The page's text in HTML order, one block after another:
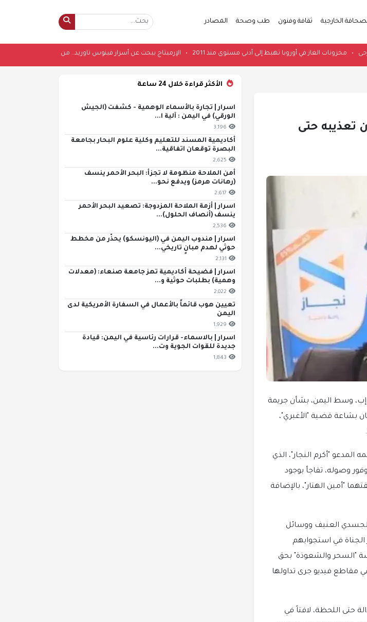
الخارجية ثقافة وفنون طب وصحة المصادر
والجرحى •مخزونات الغاز في أوروبا تهبط إلى أدنى مستوى منذ 2011 • الإرميتاج يبحث عن أسرار فينوس تاوريد.. من مصدر الرخام
تعذيبه حتى
وسط اليمن، بشأن جريمة
بشاعة قضية "الأغبري"،
"أكرم النجار"، الذي
وصوله، تفاجأ بوجود
"أمين الهتار"، بالإضافة
الجسدي العنيف ووسائل
الجناة في استجوابهم
"السحر والشعوذة" بحق
مقاطع فيديو جرى تداولها
حتى اللحظة، لافتاً في
الأكثر قراءة خلال 24 ساعة
اسرار | تجارة بالأسماء الوهمية - كشفت (الجيش
الورقي) في اليمن : آلية ا...
3,196
أكاديمية المسند للتعليم وكلية علوم البحار بجامعة
البصرة توقعان اتفاقية...
2,625
أمن الملاحة منظومة لا تجزأ: البحر الأحمر ينسف
(رهانات هرمز) ويدفع نحو...
2,617
اسرار | أزمة الملاحة المزدوجة: تصعيد البحر الأحمر
ينسف (أنصاف الحلول)...
2,536
اسرار | مندوب اليمن في (اليونسكو) يحذّر من مخطط
حوثي لهدم مبانٍ تاريخي...
2,131
اسرار | فضيحة أكاديمية تهز جامعة صنعاء: (معدلات
وهمية) بطلبات حوثية و...
2,022
تعيين هوب قائماً بالأعمال في السفارة الأمريكية لدى
اليمن
1,929
اسرار | بالاسماء- قرارات رئاسية في اليمن: قيادة
جديدة للقوات الجوية وت...
1,843